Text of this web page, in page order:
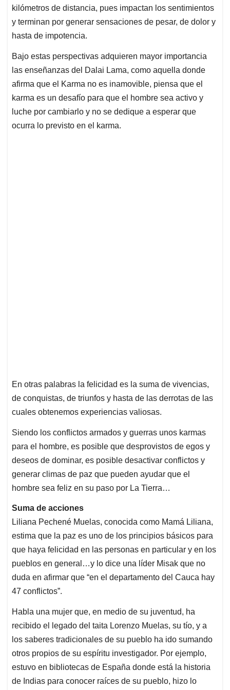
kilómetros de distancia, pues impactan los sentimientos
y terminan por generar sensaciones de pesar, de dolor y
hasta de impotencia.
Bajo estas perspectivas adquieren mayor importancia
las enseñanzas del Dalai Lama, como aquella donde
afirma que el Karma no es inamovible, piensa que el
karma es un desafío para que el hombre sea activo y
luche por cambiarlo y no se dedique a esperar que
ocurra lo previsto en el karma.
En otras palabras la felicidad es la suma de vivencias,
de conquistas, de triunfos y hasta de las derrotas de las
cuales obtenemos experiencias valiosas.
Siendo los conflictos armados y guerras unos karmas
para el hombre, es posible que desprovistos de egos y
deseos de dominar, es posible desactivar conflictos y
generar climas de paz que pueden ayudar que el
hombre sea feliz en su paso por La Tierra…
Suma de acciones
Liliana Pechené Muelas, conocida como Mamá Liliana,
estima que la paz es uno de los principios básicos para
que haya felicidad en las personas en particular y en los
pueblos en general…y lo dice una líder Misak que no
duda en afirmar que “en el departamento del Cauca hay
47 conflictos”.
Habla una mujer que, en medio de su juventud, ha
recibido el legado del taita Lorenzo Muelas, su tío, y a
los saberes tradicionales de su pueblo ha ido sumando
otros propios de su espíritu investigador. Por ejemplo,
estuvo en bibliotecas de España donde está la historia
de Indias para conocer raíces de su pueblo, hizo lo